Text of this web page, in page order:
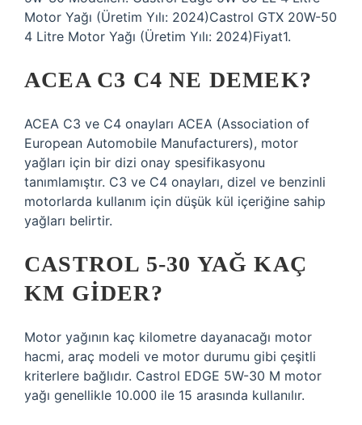
Motor Yağı (Üretim Yılı: 2024)Castrol GTX 20W-50
4 Litre Motor Yağı (Üretim Yılı: 2024)Fiyat1.
ACEA C3 C4 NE DEMEK?
ACEA C3 ve C4 onayları ACEA (Association of
European Automobile Manufacturers), motor
yağları için bir dizi onay spesifikasyonu
tanımlamıştır. C3 ve C4 onayları, dizel ve benzinli
motorlarda kullanım için düşük kül içeriğine sahip
yağları belirtir.
CASTROL 5-30 YAĞ KAÇ
KM GIDER?
Motor yağının kaç kilometre dayanacağı motor
hacmi, araç modeli ve motor durumu gibi çeşitli
kriterlere bağlıdır. Castrol EDGE 5W-30 M motor
yağı genellikle 10.000 ile 15 arasında kullanılır.